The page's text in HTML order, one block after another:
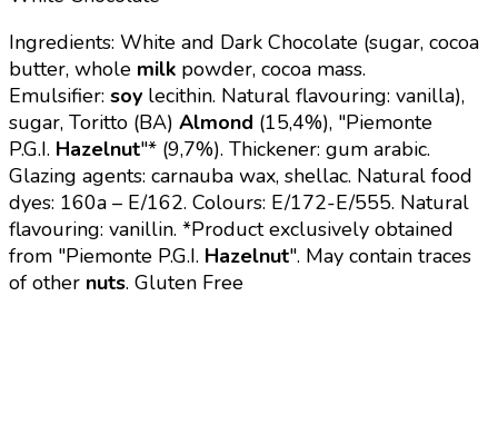
Ingredients: White and Dark Chocolate (sugar, cocoa
butter, whole milk powder, cocoa mass.
Emulsifier: soy lecithin. Natural flavouring: vanilla),
sugar, Toritto (BA) Almond (15,4%), "Piemonte
P.G.I. Hazelnut"* (9,7%). Thickener: gum arabic.
Glazing agents: carnauba wax, shellac. Natural food
dyes: 160a – E/162. Colours: E/172-E/555. Natural
flavouring: vanillin. *Product exclusively obtained
from "Piemonte P.G.I. Hazelnut". May contain traces
of other nuts. Gluten Free